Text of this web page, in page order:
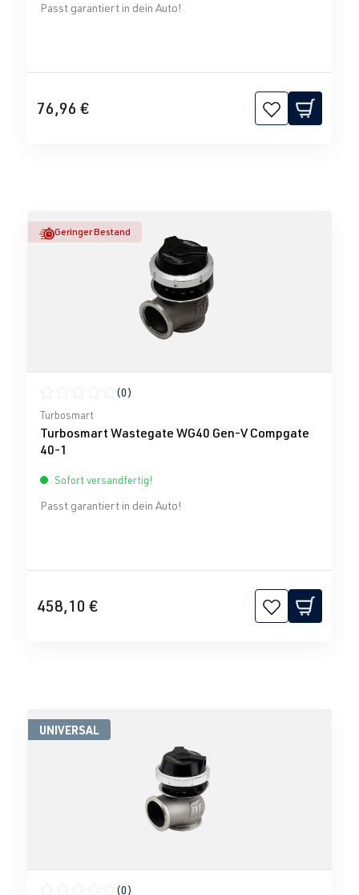
Passt garantiert in dein Auto!
76,96 €
Geringer Bestand
Durchschnittliche Bewertung von 0 von 5 Sternen
(0)
Turbosmart
Turbosmart Wastegate WG40 Gen-V Compgate
40-1
Sofort versandfertig!
Passt garantiert in dein Auto!
458,10 €
UNIVERSAL
(0)